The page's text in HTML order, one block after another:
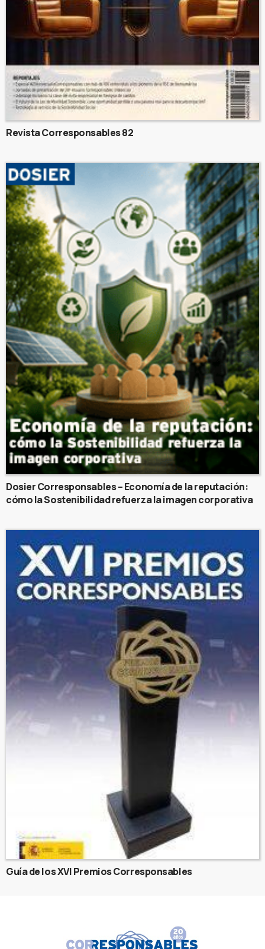
Revista Corresponsables 82
Dosier Corresponsables – Economía de la reputación:
cómo la Sostenibilidad refuerza la imagen corporativa
Guía de los XVI Premios Corresponsables